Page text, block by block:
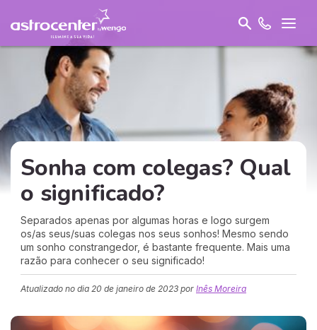
Sonha com colegas? Qual
o significado?
Separados apenas por algumas horas e logo surgem
os/as seus/suas colegas nos seus sonhos! Mesmo sendo
um sonho constrangedor, é bastante frequente. Mais uma
razão para conhecer o seu significado!
Atualizado no dia 20 de janeiro de 2023 por Inês Moreira